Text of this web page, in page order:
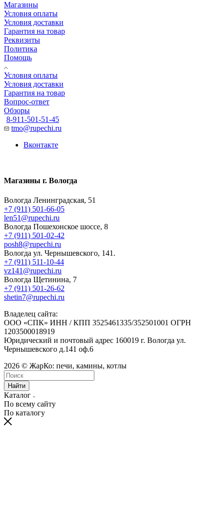
Магазины
Условия оплаты
Условия доставки
Гарантия на товар
Реквизиты
Политика
Помощь
Условия оплаты
Условия доставки
Гарантия на товар
Вопрос-ответ
Обзоры
8-911-501-51-45
tmo@rupechi.ru
Вконтакте
Магазины г. Вологда
Вологда Ленинградская, 51
+7 (911) 501-66-05
len51@rupechi.ru
Вологда Пошехонское шоссе, 8
+7 (911) 501-02-42
posh8@rupechi.ru
Вологда ул. Чернышевского, 141.
+7 (911) 511-10-44
vz141@rupechi.ru
Вологда Щетинина, 7
+7 (911) 501-26-62
shetin7@rupechi.ru
Владелец сайта:
ООО «СПК» ИНН / КПП 3525461335/352501001 ОГРН
1203500018919
Юридический и почтовый адрес 160019 г. Вологда ул.
Чернышевского д.141 оф.6
2026 © ЖарКо: печи, камины, котлы
Найти
Каталог
По всему сайту
По каталогу